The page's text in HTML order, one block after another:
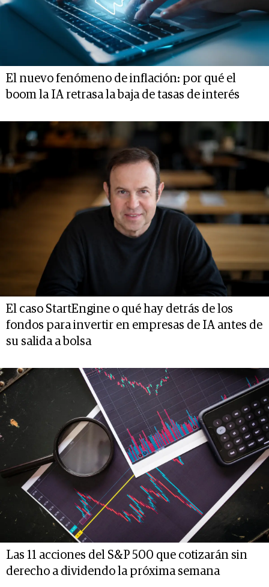
El nuevo fenómeno de inflación: por qué el
boom la IA retrasa la baja de tasas de interés
El caso StartEngine o qué hay detrás de los
fondos para invertir en empresas de IA antes de
su salida a bolsa
Las 11 acciones del S&P 500 que cotizarán sin
derecho a dividendo la próxima semana